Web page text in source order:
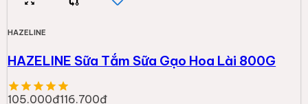
HAZELINE
HAZELINE Sữa Tắm Sữa Gạo Hoa Lài 800G
105.000đ116.700đ